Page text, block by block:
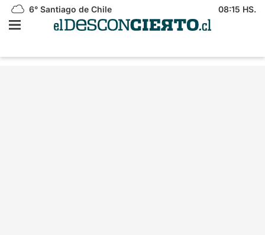
6° Santiago de Chile 08:15 HS.